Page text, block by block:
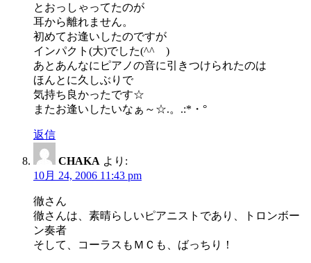
とおっしゃってたのが
耳から離れません。
初めてお逢いしたのですが
インパクト(大)でした(^^ゞ)
あとあんなにピアノの音に引きつけられたのは
ほんとに久しぶりで
気持ち良かったです☆
またお逢いしたいなぁ～☆.。.:*・°
返信
CHAKA より:
10月 24, 2006 11:43 pm
徹さん
徹さんは、素晴らしいピアニストであり、トロンボー
ン奏者
そして、コーラスもＭＣも、ばっちり！